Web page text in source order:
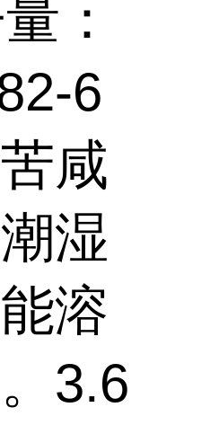
：
6
咸
湿
溶
3.6